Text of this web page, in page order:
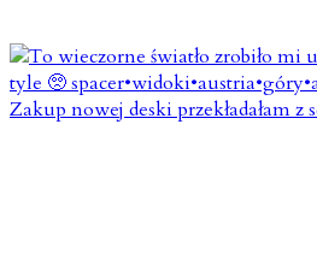
Zakup nowej deski przekładałam z